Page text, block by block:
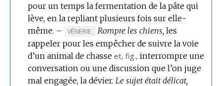
DE
DOMAINE
:
pour un temps la fermentation de la pâte qui
lève, en la repliant plusieurs fois sur elle-
même. –
MARQUE
DE
DOMAINE
:
VÈNERIE. Rompre les chiens, les
rappeler pour les empêcher de suivre la voie
d’un animal de chasse et, fig., interrompre une
conversation ou une discussion que l’on juge
mal engagée, la dévier. Le sujet était délicat,